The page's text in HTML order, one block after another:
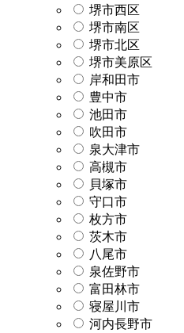
堺市西区
堺市南区
堺市北区
堺市美原区
岸和田市
豊中市
池田市
吹田市
泉大津市
高槻市
貝塚市
守口市
枚方市
茨木市
八尾市
泉佐野市
富田林市
寝屋川市
河内長野市